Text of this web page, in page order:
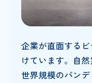
企業が直面する
けています。自
世界規模のパン